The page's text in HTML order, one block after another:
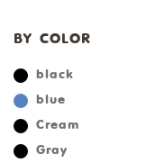
BY COLOR
black
blue
Cream
Gray